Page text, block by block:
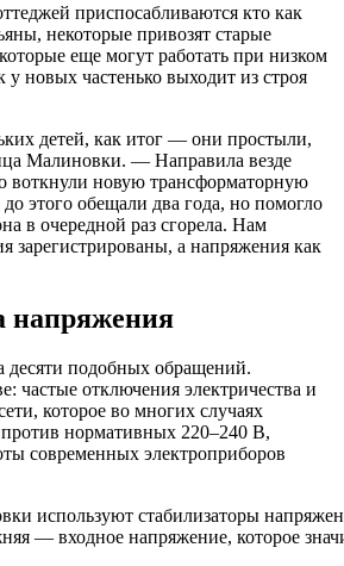
приспосабливаются кто как
некоторые привозят старые
еще могут работать при низком
у новых частенько выходит из строя
детей, как итог — они простыли,
Малиновки. — Направила везде
воткнули новую трансформаторную
этого обещали два года, но помогло
в очередной раз сгорела. Нам
зарегистрированы, а напряжения как
напряжения
подобных обращений.
частые отключения электричества и
которое во многих случаях
против нормативных 220–240 В,
современных электроприборов
используют стабилизаторы
— входное напряжение, которое